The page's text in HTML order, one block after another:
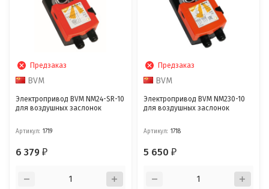
Предзаказ
BVM
Электропривод BVM NM24-SR-10
для воздушных заслонок
Артикул: 1719
6 379₽
Предзаказ
BVM
Электропривод BVM NM230-10
для воздушных заслонок
Артикул: 1718
5 650₽